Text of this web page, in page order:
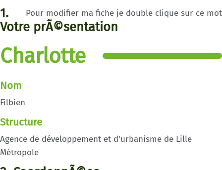
Pour modifier ma fiche je double clique sur ce mot
1.
Votre prÃ©sentation
Charlotte
Nom
Filbien
Structure
Agence de développement et d'urbanisme de Lille
Métropole